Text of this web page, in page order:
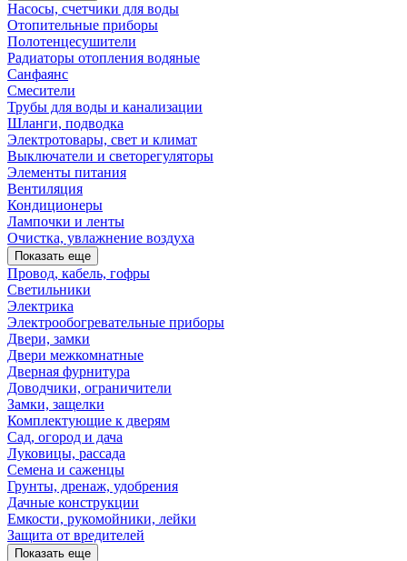
Насосы, счетчики для воды
Отопительные приборы
Полотенцесушители
Радиаторы отопления водяные
Санфаянс
Смесители
Трубы для воды и канализации
Шланги, подводка
Электротовары, свет и климат
Выключатели и светорегуляторы
Элементы питания
Вентиляция
Кондиционеры
Лампочки и ленты
Очистка, увлажнение воздуха
Показать еще
Провод, кабель, гофры
Светильники
Электрика
Электрообогревательные приборы
Двери, замки
Двери межкомнатные
Дверная фурнитура
Доводчики, ограничители
Замки, защелки
Комплектующие к дверям
Сад, огород и дача
Луковицы, рассада
Семена и саженцы
Грунты, дренаж, удобрения
Дачные конструкции
Емкости, рукомойники, лейки
Защита от вредителей
Показать еще